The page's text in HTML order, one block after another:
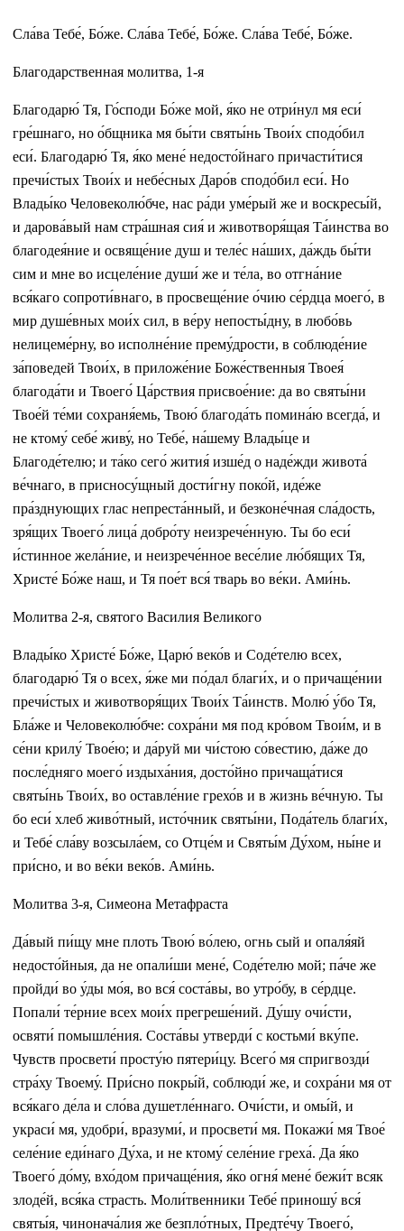
Сла́ва Тебе́, Бо́же. Сла́ва Тебе́, Бо́же. Сла́ва Тебе́, Бо́же.
Благодарственная молитва, 1-я
Благодарю́ Тя, Го́споди Бо́же мой, я́ко не отри́нул мя еси́
гре́шнаго, но о́бщника мя бы́ти святы́нь Твои́х сподо́бил
еси́. Благодарю́ Тя, я́ко мене́ недосто́йнаго причасти́тися
пречи́стых Твои́х и небе́сных Даро́в сподо́бил еси́. Но
Влады́ко Человеколю́бче, нас ра́ди уме́рый же и воскресы́й,
и дарова́вый нам стра́шная сия́ и животворя́щая Та́инства во
благодея́ние и освяще́ние душ и теле́с на́ших, да́ждь бы́ти
сим и мне во исцеле́ние души́ же и те́ла, во отгна́ние
вся́каго сопроти́внаго, в просвеще́ние о́чию се́рдца моего́, в
мир душе́вных мои́х сил, в ве́ру непосты́дну, в любо́вь
нелицеме́рну, во исполне́ние прему́дрости, в соблюде́ние
за́поведей Твои́х, в приложе́ние Боже́ственныя Твоея́
благода́ти и Твоего́ Ца́рствия присвое́ние: да во святы́ни
Твое́й те́ми сохраня́емь, Твою́ благода́ть помина́ю всегда́, и
не ктому́ себе́ живу́, но Тебе́, на́шему Влады́це и
Благоде́телю; и та́ко сего́ жития́ изше́д о наде́жди живота́
ве́чнаго, в присносу́щный дости́гну поко́й, иде́же
пра́зднующих глас непреста́нный, и безконе́чная сла́дость,
зря́щих Твоего́ лица́ добро́ту неизрече́нную. Ты бо еси́
и́стинное жела́ние, и неизрече́нное весе́лие лю́бящих Тя,
Христе́ Бо́же наш, и Тя пое́т вся́ тварь во ве́ки. Ами́нь.
Молитва 2-я, святого Василия Великого
Влады́ко Христе́ Бо́же, Царю́ веко́в и Соде́телю всех,
благодарю́ Тя о всех, я́же ми по́дал благи́х, и о причаще́нии
пречи́стых и животворя́щих Твои́х Та́инств. Молю́ у́бо Тя,
Бла́же и Человеколю́бче: сохра́ни мя под кро́вом Твои́м, и в
се́ни крилу́ Твое́ю; и да́руй ми чи́стою со́вестию, да́же до
после́дняго моего́ издыха́ния, досто́йно причаща́тися
святы́нь Твои́х, во оставле́ние грехо́в и в жизнь ве́чную. Ты
бо еси́ хлеб живо́тный, исто́чник святы́ни, Пода́тель благи́х,
и Тебе́ сла́ву возсыла́ем, со Отце́м и Святы́м Ду́хом, ны́не и
при́сно, и во ве́ки веко́в. Ами́нь.
Молитва 3-я, Симеона Метафраста
Да́вый пи́щу мне плоть Твою́ во́лею, огнь сый и опаля́яй
недосто́йныя, да не опали́ши мене́, Соде́телю мой; па́че же
пройди́ во у́ды мо́я, во вся́ соста́вы, во утро́бу, в се́рдце.
Попали́ те́рние всех мои́х прегреше́ний. Ду́шу очи́сти,
освяти́ помышле́ния. Соста́вы утверди́ с костьми́ вку́пе.
Чувств просвети́ просту́ю пятери́цу. Всего́ мя спригвозди́
стра́ху Твоему́. При́сно покры́й, соблюди́ же, и сохра́ни мя от
вся́каго де́ла и сло́ва душетле́ннаго. Очи́сти, и омы́й, и
украси́ мя, удобри́, вразуми́, и просвети́ мя. Покажи́ мя Твое́
селе́ние еди́наго Ду́ха, и не ктому́ селе́ние греха́. Да я́ко
Твоего́ до́му, вхо́дом причаще́ния, я́ко огня́ мене́ бежи́т всяк
злоде́й, вся́ка страсть. Моли́твенники Тебе́ приношу́ вся́
святы́я, чинонача́лия же безпло́тных, Предте́чу Твоего́,